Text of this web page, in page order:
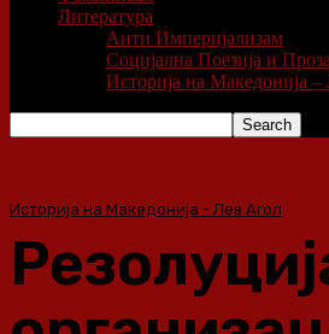
Литература
Анти Империјализам
Социјална Поезија и Проза
Историја на Македонија
Историја на Македонија - Лев Агол